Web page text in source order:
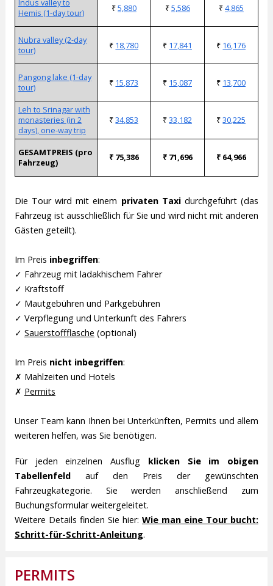
Indus valley to
Hemis (1-day tour)
₹ ₹ ₹
Nubra valley (2-day
tour)
₹ ₹ ₹
Pangong lake (1-day
tour)
₹ ₹ ₹
Leh to Srinagar with
monasteries (in 2
days), one-way trip
₹ ₹ ₹
GESAMTPREIS (pro
Fahrzeug)
₹ 75,386 ₹ 71,696 ₹ 64,966
Die Tour wird mit einem privaten Taxidurchgeführt (das
Fahrzeug ist ausschließlich für Sie und wird nicht mit anderen
Gästen geteilt).
Im Preis inbegriffen:
✓ Fahrzeug mit ladakhischem Fahrer
✓ Kraftstoff
✓ Mautgebühren und Parkgebühren
✓ Verpflegung und Unterkunft des Fahrers
✓ Sauerstoffflasche (optional)
Im Preis nicht inbegriffen:
✗ Mahlzeiten und Hotels
✗ Permits
Unser Team kann Ihnen bei Unterkünften, Permits und allem
weiteren helfen, was Sie benötigen.
Für jeden einzelnen Ausflug klicken Sie im obigen
Tabellenfeldauf den Preis der gewünschten
Fahrzeugkategorie. Sie werden anschließend zum
Buchungsformular weitergeleitet.
Weitere Details finden Sie hier: Wie man eine Tour bucht:
Schritt-für-Schritt-Anleitung.
PERMITS